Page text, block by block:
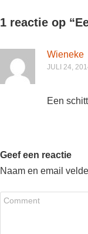
1 reactie op “
Wieneke
JULI 24,
Een
Geef een reactie
Naam en email